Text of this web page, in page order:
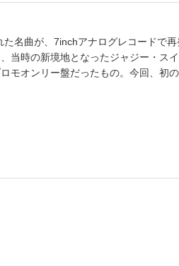
名曲が、7inchアナログレコードで
当時の新境地となったジャジー・ス
モオンリー盤だったもの。今回、初